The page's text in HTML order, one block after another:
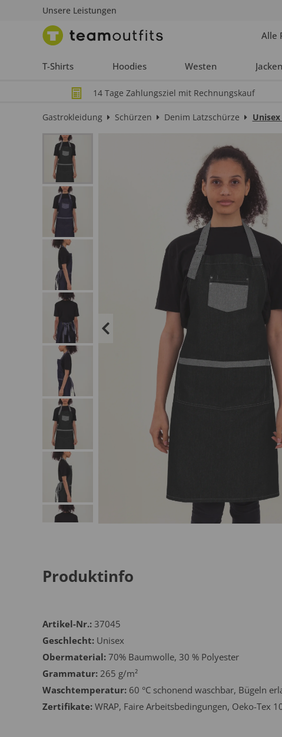
Unsere Leistungen
Alle
T-Shirts Hoodies Westen Jacken
14 Tage Zahlungsziel mit Rechnungskauf
Gastrokleidung Schürzen Denim Latzschürze
Produktinfo
Artikel-Nr.: 37045
Geschlecht: Unisex
Obermaterial: 70% Baumwolle, 30 % Polyester
Grammatur: 265 g/m²
Waschtemperatur: 60 °C schonend waschbar, Bügeln
Zertifikate: WRAP, Faire Arbeitsbedingungen, Oeko-Tex